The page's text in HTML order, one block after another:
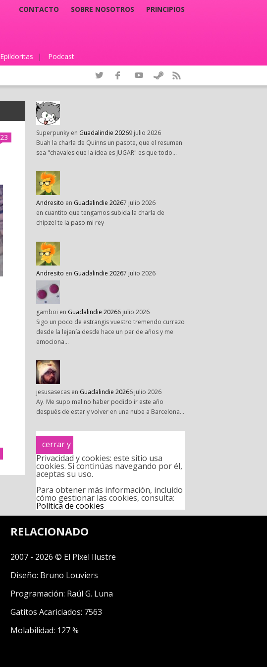
CONTACTO SOBRE NOSOTROS PRINCIPIOS
Epildoritas | Podcast
23 Superpunky en Guadalindie 20269 julio 2026
Buah la charla de Quinns un pasote, que el resumen
sea "chavales que la idea es JUGAR" es que todo…
Andresito en Guadalindie 20267 julio 2026
en cuantito que tengamos subida la charla de
chipzel te la paso mi rey
Andresito en Guadalindie 20267 julio 2026
gamboi en Guadalindie 20266 julio 2026
Sigo un poco de estrangis vuestro tremendo currazo
desde la lejanía desde hace un par de años y me
emociona…
jesusasecas en Guadalindie 20266 julio 2026
Ay. Me supo mal no haber podido ir este año
después de estar y volver en una nube a Barcelona…
Privacidad y cookies: este sitio usa
cookies. Si continúas navegando por él,
aceptas su uso.
Para obtener más información, incluido
cómo gestionar las cookies, consulta:
Política de cookies
RELACIONADO
2007 - 2026 © El Píxel Ilustre
Diseño: Bruno Louviers
Programación: Raúl G. Luna
Gatitos Acariciados: 7563
Molabilidad: 127 %